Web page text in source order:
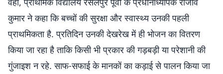
कुमार ने कहा कि बच्चों की सुरक्षा और स्वास्थ्य उनकी पहली
प्राथमिकता है. प्रतिदिन उनकी देखरेख में ही भोजन का वितरण
किया जा रहा है ताकि किसी भी प्रकार की गड़बड़ी या परेशानी की
गुंजाइश न रहे. साफ-सफाई के मानकों का कड़ाई से पालन किया जा